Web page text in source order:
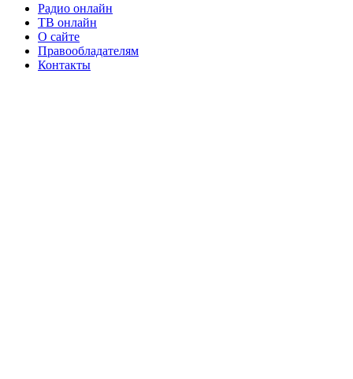
Радио онлайн
ТВ онлайн
О сайте
Правообладателям
Контакты